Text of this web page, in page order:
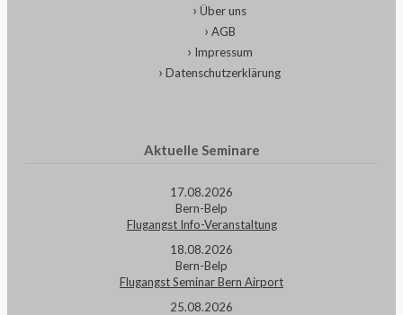
Über uns
AGB
Impressum
Datenschutzerklärung
Aktuelle Seminare
17.08.2026
Bern-Belp
Flugangst Info-Veranstaltung
18.08.2026
Bern-Belp
Flugangst Seminar Bern Airport
25.08.2026